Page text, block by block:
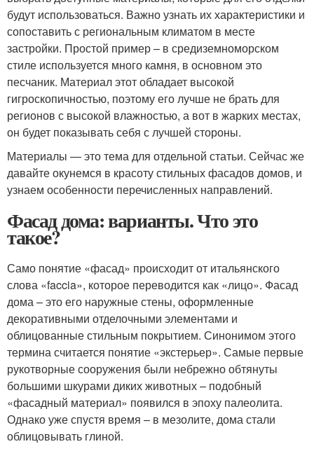
будут использоваться. Важно узнать их характеристики и
сопоставить с региональным климатом в месте
застройки. Простой пример – в средиземноморском
стиле используется много камня, в основном это
песчаник. Материал этот обладает высокой
гигроскопичностью, поэтому его лучше не брать для
регионов с высокой влажностью, а вот в жарких местах,
он будет показывать себя с лучшей стороны.
Материалы — это тема для отдельной статьи. Сейчас же
давайте окунемся в красоту стильных фасадов домов, и
узнаем особенности перечисленных направлений.
Фасад дома: варианты. Что это
такое?
Само понятие «фасад» происходит от итальянского
слова «faccia», которое переводится как «лицо». Фасад
дома – это его наружные стены, оформленные
декоративными отделочными элементами и
облицованные стильным покрытием. Синонимом этого
термина считается понятие «экстерьер». Самые первые
рукотворные сооружения были небрежно обтянуты
большими шкурами диких животных – подобный
«фасадный материал» появился в эпоху палеолита.
Однако уже спустя время – в мезолите, дома стали
облицовывать глиной.